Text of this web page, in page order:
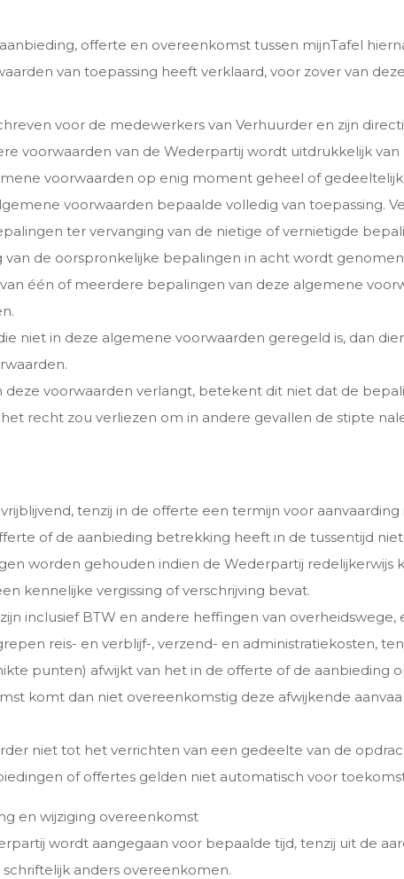
offerte en overeenkomst tussen mijnTafel
van toepassing heeft verklaard, voor zover van
voor de medewerkers van Verhuurder en zijn
voorwaarden van de Wederpartij wordt uitdrukkelijk van
voorwaarden op enig moment geheel of
voorwaarden bepaalde volledig van toepassing.
ter vervanging van de nietige of vernietigde
de oorspronkelijke bepalingen in acht wordt
één of meerdere bepalingen van deze algemene
niet in deze algemene voorwaarden geregeld is, dan
deze voorwaarden verlangt, betekent dit niet dat de
recht zou verliezen om in andere gevallen de stipte
tenzij in de offerte een termijn voor
of de aanbieding betrekking heeft in de tussentijd
worden gehouden indien de Wederpartij redelijkerwijs
kennelijke vergissing of verschrijving bevat.
inclusief BTW en andere heffingen van overheidswege,
reis- en verblijf-, verzend- en administratiekosten,
punten) afwijkt van het in de offerte of de aanbieding
komt dan niet overeenkomstig deze afwijkende
niet tot het verrichten van een gedeelte van de
of offertes gelden niet automatisch voor
en wijziging overeenkomst
wordt aangegaan voor bepaalde tijd, tenzij uit de
anders overeenkomen.